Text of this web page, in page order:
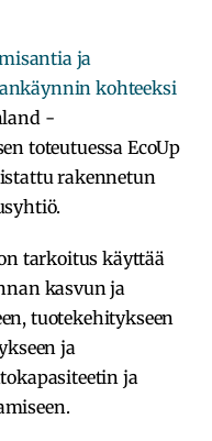
ja
kohteeksi
-
toteutuessa EcoUp
rakennetun
tarkoitus käyttää
kasvun ja
tuotekehitykseen
ja
ja